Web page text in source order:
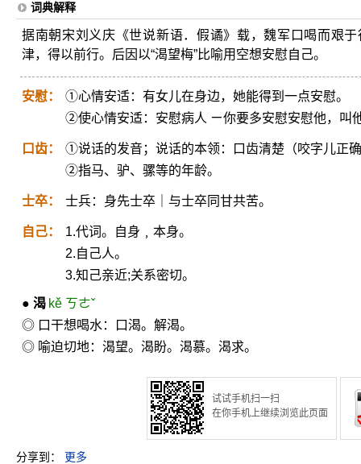
词典解释
据南朝宋刘义庆《世说新语．假谲》载，魏军口喝而艰
津，得以前行。后因以“渴望梅”比喻用空想安慰自己。
安慰：
①心情安适：有女儿在身边，她能得到一点安慰。
②使心情安适：安慰病人 ㄧ你要多安慰安慰他，叫
口齿：
①说话的发音；说话的本领：口齿清楚（咬字儿正
②指马、驴、骡等的年龄。
士卒： 士兵：身先士卒｜与士卒同甘共苦。
自己：
1.代词。自身﹐本身。
2.自己人。
3.知己亲近;关系密切。
● 渴 kě ㄎㄜˇ
◎ 口干想喝水：口渴。解渴。
◎ 喻迫切地：渴望。渴盼。渴慕。渴求。
试试手机扫一扫
在你手机上继续浏览此页面
分享到： 更多